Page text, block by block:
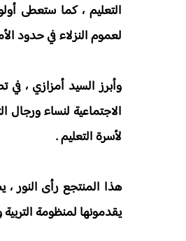
التعليم ، كما ستعطى
لعموم النزلاء في حدود
وأبرز السيد أمزازي ،
الاجتماعية لنساء ورجال
لأسرة التعليم .
هذا المنتجع رأى النور
يقدمونها لمنظومة التربية